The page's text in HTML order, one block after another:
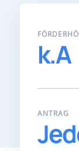
k.A
ANTRAG